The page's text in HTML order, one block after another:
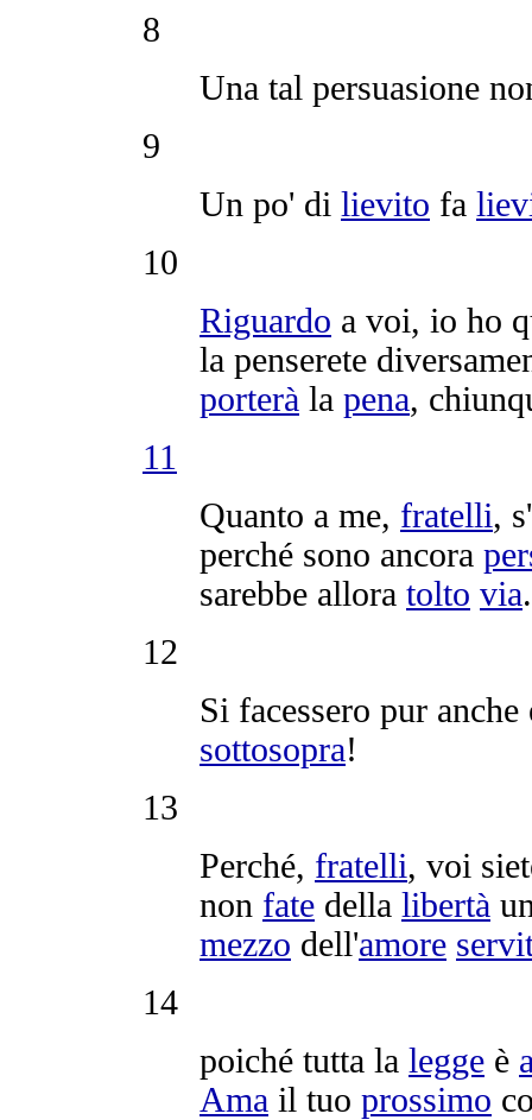
8
Una tal persuasione
9
Un po' di lievito fa
10
Riguardo a voi, io ho
la penserete
porterà la pena,
11
Quanto a me, fratelli,
perché sono ancora
sarebbe allora tolto via.
12
Si facessero pur anche
sottosopra!
13
Perché, fratelli, voi
non fate della libertà
mezzo dell'amore
14
poiché tutta la legge è
Ama il tuo prossimo